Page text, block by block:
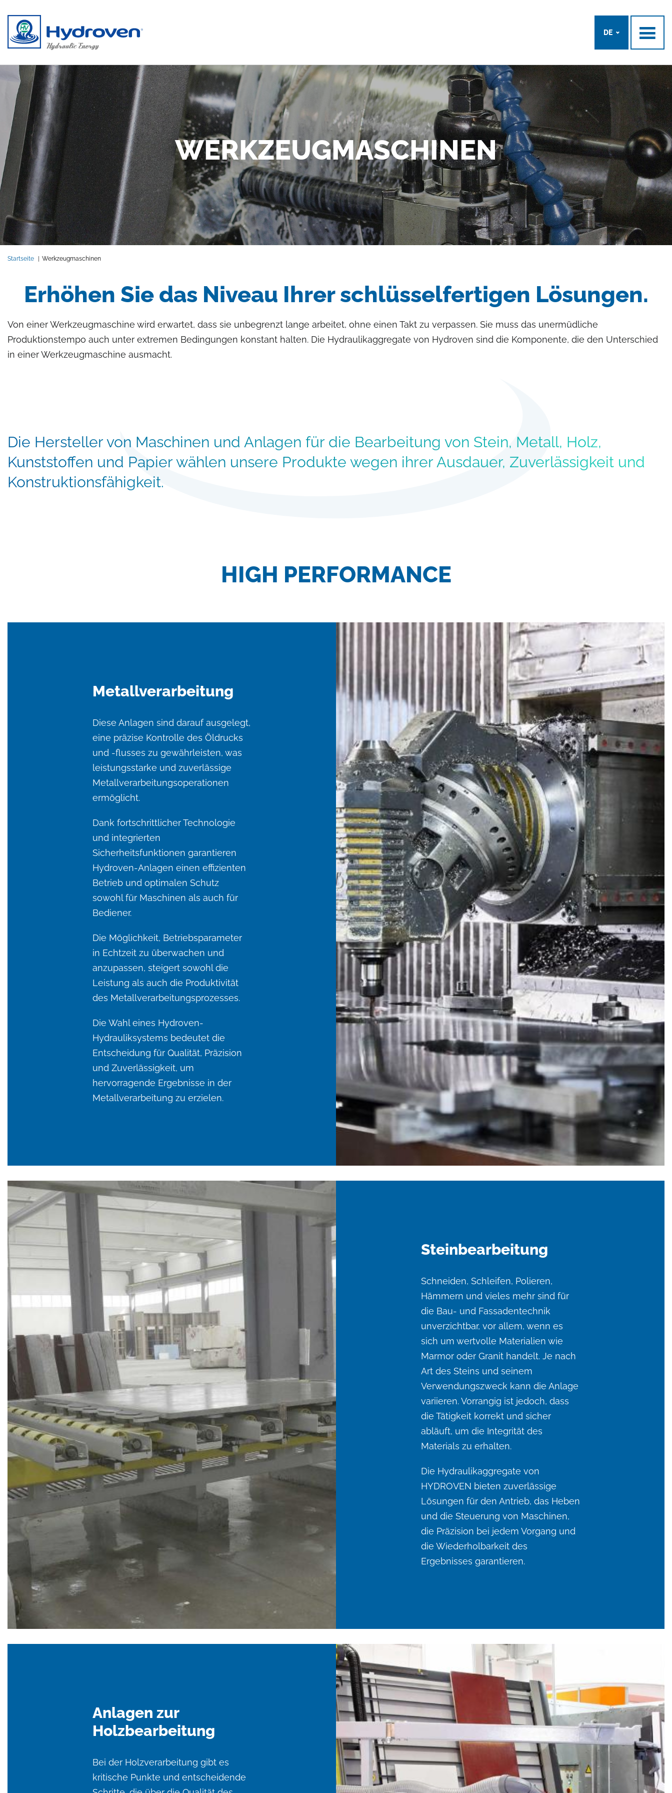
WERKZEUGMASCHINEN
Pfadnavigation
Startseite Werkzeugmaschinen
Erhöhen Sie das Niveau Ihrer schlüsselfertigen Lösungen.
Von einer Werkzeugmaschine wird erwartet, dass sie unbegrenzt lange arbeitet, ohne einen Takt zu verpassen. Sie muss das unermüdliche
Produktionstempo auch unter extremen Bedingungen konstant halten. Die Hydraulikaggregate von Hydroven sind die Komponente, die den Unterschied
in einer Werkzeugmaschine ausmacht.
Die Hersteller von Maschinen und Anlagen für die Bearbeitung von Stein, Metall, Holz,
Kunststoffen und Papier wählen unsere Produkte wegen ihrer Ausdauer, Zuverlässigkeit und
Konstruktionsfähigkeit.
HIGH PERFORMANCE
Metallverarbeitung
Diese Anlagen sind darauf ausgelegt,
eine präzise Kontrolle des Öldrucks
und -flusses zu gewährleisten, was
leistungsstarke und zuverlässige
Metallverarbeitungsoperationen
ermöglicht.
Dank fortschrittlicher Technologie
und integrierten
Sicherheitsfunktionen garantieren
Hydroven-Anlagen einen effizienten
Betrieb und optimalen Schutz
sowohl für Maschinen als auch für
Bediener.
Die Möglichkeit, Betriebsparameter
in Echtzeit zu überwachen und
anzupassen, steigert sowohl die
Leistung als auch die Produktivität
des Metallverarbeitungsprozesses.
Die Wahl eines Hydroven-
Hydrauliksystems bedeutet die
Entscheidung für Qualität, Präzision
und Zuverlässigkeit, um
hervorragende Ergebnisse in der
Metallverarbeitung zu erzielen.
Steinbearbeitung
Schneiden, Schleifen, Polieren,
Hämmern und vieles mehr sind für
die Bau- und Fassadentechnik
unverzichtbar, vor allem, wenn es
sich um wertvolle Materialien wie
Marmor oder Granit handelt. Je nach
Art des Steins und seinem
Verwendungszweck kann die Anlage
variieren. Vorrangig ist jedoch, dass
die Tätigkeit korrekt und sicher
abläuft, um die Integrität des
Materials zu erhalten.
Die Hydraulikaggregate von
HYDROVEN bieten zuverlässige
Lösungen für den Antrieb, das Heben
und die Steuerung von Maschinen,
die Präzision bei jedem Vorgang und
die Wiederholbarkeit des
Ergebnisses garantieren.
Anlagen zur
Holzbearbeitung
Bei der Holzverarbeitung gibt es
kritische Punkte und entscheidende
DE